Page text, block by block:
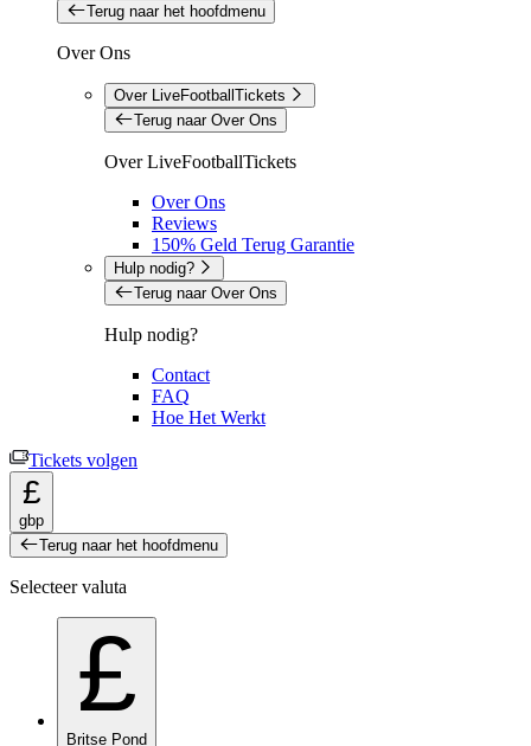
Terug naar het hoofdmenu
Over Ons
Over LiveFootballTickets
Terug naar Over Ons
Over LiveFootballTickets
Over Ons
Reviews
150% Geld Terug Garantie
Hulp nodig?
Terug naar Over Ons
Hulp nodig?
Contact
FAQ
Hoe Het Werkt
Tickets volgen
£
gbp
Terug naar het hoofdmenu
Selecteer valuta
£
Britse Pond